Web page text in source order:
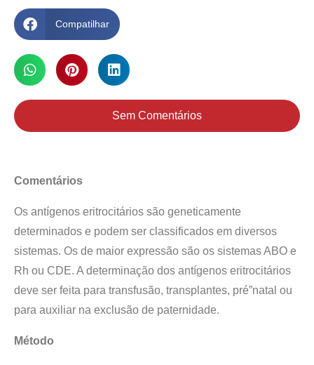
Compatilhar
Sem Comentários
Comentários
Os antígenos eritrocitários são geneticamente
determinados e podem ser classificados em diversos
sistemas. Os de maior expressão são os sistemas ABO e
Rh ou CDE. A determinação dos antígenos eritrocitários
deve ser feita para transfusão, transplantes, pré”natal ou
para auxiliar na exclusão de paternidade.
Método